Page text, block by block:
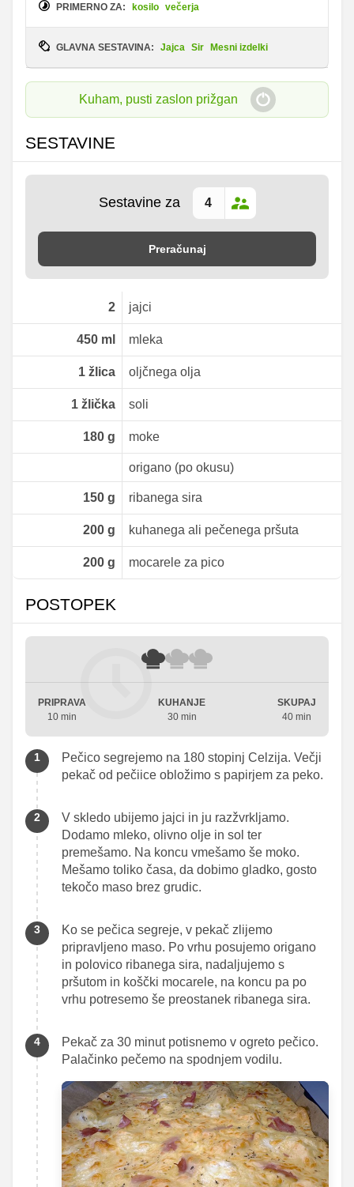
PRIMERNO ZA: kosilo večerja
GLAVNA SESTAVINA: Jajca Sir Mesni izdelki
Kuham, pusti zaslon prižgan
SESTAVINE
Sestavine za
Preračunaj
2 jajci
450ml mleka
1žlica oljčnega olja
1žlička soli
180g moke
origano (po okusu)
150g ribanega sira
200g kuhanega ali pečenega pršuta
200g mocarele za pico
POSTOPEK
PRIPRAVA
10 min
KUHANJE
30 min
SKUPAJ
40 min
Pečico segrejemo na 180 stopinj Celzija. Večji
pekač od pečiice obložimo s papirjem za peko.
V skledo ubijemo jajci in ju razžvrkljamo.
Dodamo mleko, olivno olje in sol ter
premešamo. Na koncu vmešamo še moko.
Mešamo toliko časa, da dobimo gladko, gosto
tekočo maso brez grudic.
Ko se pečica segreje, v pekač zlijemo
pripravljeno maso. Po vrhu posujemo origano
in polovico ribanega sira, nadaljujemo s
pršutom in koščki mocarele, na koncu pa po
vrhu potresemo še preostanek ribanega sira.
Pekač za 30 minut potisnemo v ogreto pečico.
Palačinko pečemo na spodnjem vodilu.